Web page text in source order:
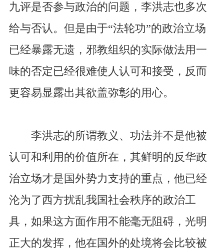
九评是否参与政治的问题，李洪志也多次
给与否认。但是由于“法轮功”的政治立场
已经暴露无遗，邪教组织的实际做法用一
味的否定已经很难使人认可和接受，反而
更容易显露出其欲盖弥彰的用心。
李洪志的所谓教义、功法并不是他被
认可和利用的价值所在，其鲜明的反华政
治立场才是国外势力支持的重点，他已经
沦为了西方扰乱我国社会秩序的政治工
具，如果这方面作用不能毫无阻碍，光明
正大的发挥，他在国外的处境将会比较被